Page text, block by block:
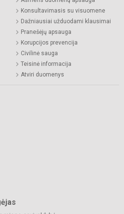
Konsultavimasis su visuomene
Dažniausiai užduodami klausimai
Pranešėjų apsauga
Korupcijos prevencija
Civilinė sauga
Teisinė informacija
Atviri duomenys